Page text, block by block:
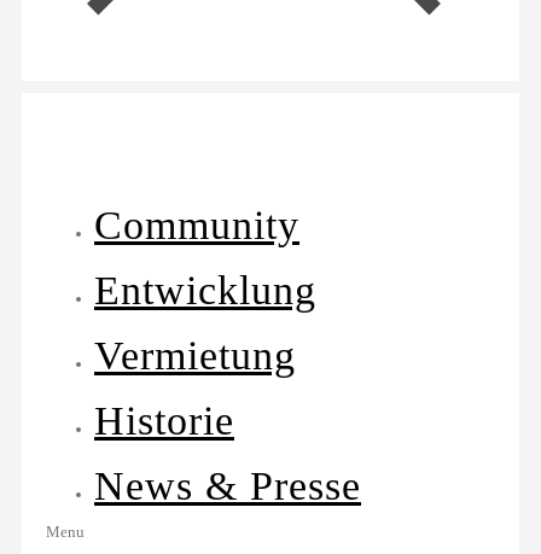
Community
Entwicklung
Vermietung
Historie
News & Presse
Menu